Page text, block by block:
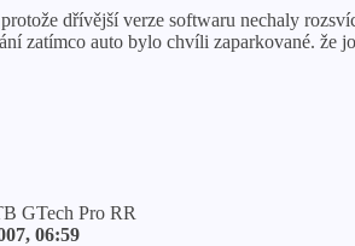
dřívější verze softwaru nechaly
zatímco auto bylo chvíli zaparkované. že
GTech Pro RR
06:59